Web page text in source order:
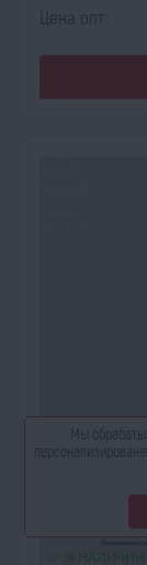
Цена опт:
В НАЛИЧИИ
Мы